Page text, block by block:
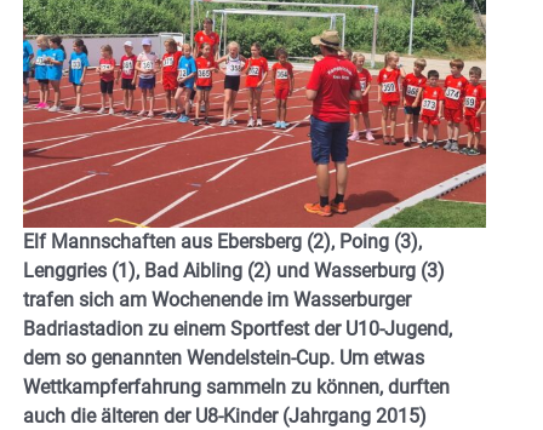
Elf Mannschaften aus Ebersberg (2), Poing (3),
Lenggries (1), Bad Aibling (2) und Wasserburg (3)
trafen sich am Wochenende im Wasserburger
Badriastadion zu einem Sportfest der U10-Jugend,
dem so genannten Wendelstein-Cup. Um etwas
Wettkampferfahrung sammeln zu können, durften
auch die älteren der U8-Kinder (Jahrgang 2015)